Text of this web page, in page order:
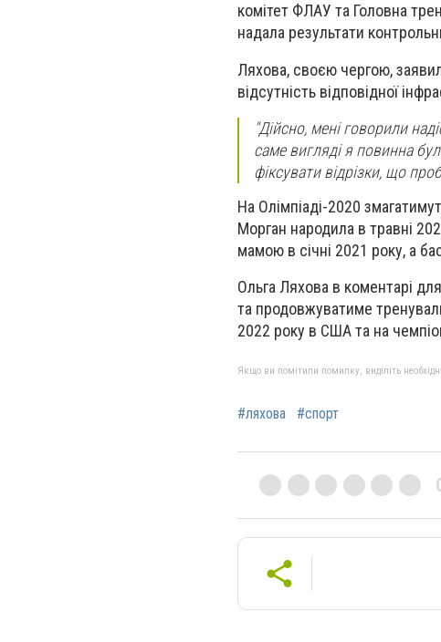
комітет ФЛАУ та Головна
надала результати
Ляхова, своєю чергою,
відсутність відповідної
"Дійсно, мені говорили
саме вигляді я повинна
фіксувати відрізки, що
На Олімпіаді-2020
Морган народила в травні
мамою в січні 2021 року, а
Ольга Ляхова в коментарі
та продовжуватиме
2022 року в США та на
Якщо ви помітили помилку, виділіть
#ляхова #спорт